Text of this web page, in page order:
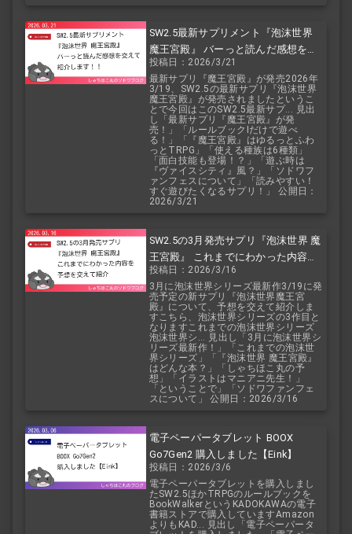
SW2.5最新サプリメント『泡沫世界
魔王宮殿』 バーっと読んだ感想を交
えて紹介します！！
投稿日：2026/3/21
最新サプリ『魔王宮殿』が発売2026年
3/19、SW2.5の最新サプリ『泡沫世界
魔王宮殿』が発売されましたというこ
とで今回はこのSW2.5最新サプ... 見出
し「最新サプリ『魔王宮殿』が発
売！」「ルールブックIだけで遊べ
る！」「『魔王宮殿』はゆるっとふわ
っとTRPG」「使える種族は6種類」
「面白技能も登場！？」「遊ぶ時は
『ヴァイスシティ』風？」「ソドワフ
ァンフェスについて」「読みやすい！
すぐ遊びたくなるサプリ！」 公開日：
2026/3/21
SW2.5の3月発売サプリ『泡沫世界 魔
王宮殿』 これまでにわかった内容を
予想を交えて紹介
投稿日：2026/3/16
3月に泡沫世界シリーズ最新作3/19に発
売予定の新サプリ『泡沫世界魔王宮
殿』について、予想を交えて紹介しま
すこちら、泡沫世界シリーズの3作目と
なりますこれまでの泡沫世界シリーズ
泡沫世界シ... 見出し「3月に泡沫世界シ
リーズ最新作！」「これまでの泡沫世
界シリーズ」「『泡沫世界 魔王宮殿』
はどんな本？」「しゃちほこ丸の予
想」「イラストはマニアニ先生！」
「ということで」「ソドワファンフェ
スについて」 公開日：2026/3/16
電子ペーパータブレット BOOX
Go7Gen2 購入しました【Eink】
投稿日：2026/3/6
電子ペーパータブレットを購入しまし
たSW2.5ほかTRPGのルールブックを
BookWalkerというKADOKAWAの電子
書籍ストアで購入していますAmazon
よりもKAD... 見出し「電子ペーパータ